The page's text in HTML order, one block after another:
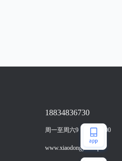
18834836730
周一至周六9：00-18：00
www.xiaodongyun.vip